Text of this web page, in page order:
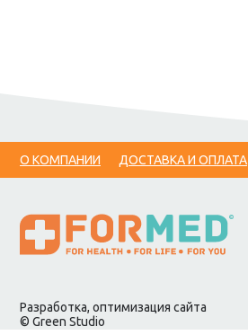
О КОМПАНИИ ДОСТАВКА И ОПЛАТА
Разработка, оптимизация сайта
© Green Studio